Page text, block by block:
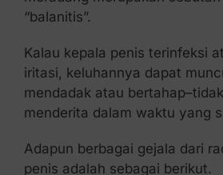
“balanitis”.
Kalau kepala penis terinfeksi
iritasi, keluhannya dapat
mendadak atau
menderita dalam waktu yang
Adapun berbagai gejala dari
penis adalah sebagai berikut.